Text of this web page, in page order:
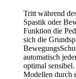
Tritt während
Spastik oder
Funktion die
sich die
automatisch
optimal
Modellen durch